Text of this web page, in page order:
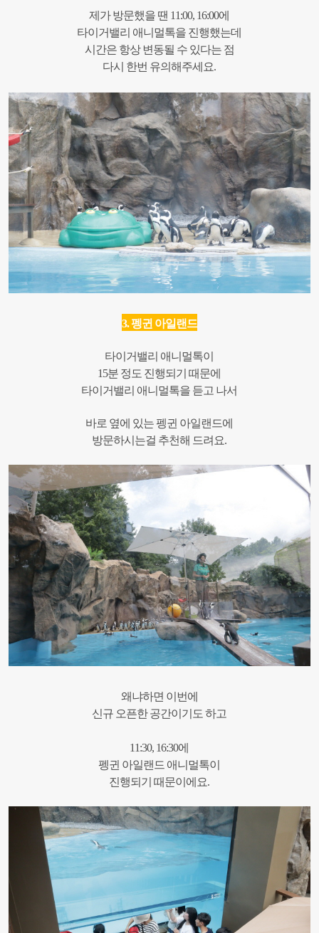
제가 방문했을 땐 11:00, 16:00에
타이거밸리 애니멀톡을 진행했는데
시간은 항상 변동될 수 있다는 점
다시 한번 유의해주세요.
3. 펭귄 아일랜드
타이거밸리 애니멀톡이
15분 정도 진행되기 때문에
타이거밸리 애니멀톡을 듣고 나서
바로 옆에 있는 펭귄 아일랜드에
방문하시는걸 추천해 드려요.
왜냐하면 이번에
신규 오픈한 공간이기도 하고
11:30, 16:30에
펭귄 아일랜드 애니멀톡이
진행되기 때문이에요.